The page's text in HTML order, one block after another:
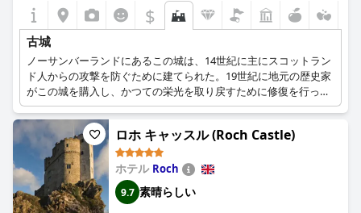
$
古城
ノーサンバーランドにあるこの城は、14世紀に主にスコットラン
ド人からの攻撃を防ぐために建てられた。19世紀に地元の歴史家
がこの城を購入し、かつての栄光を取り戻すために修復を行っ
た。この城はまた、第二次世界大戦中は軍の兵舎として使われ、
現在のホテルになる前は女学校としても使われていた。
ロホ キャッスル (Roch Castle)
ホテル Roch
9.7 素晴らしい